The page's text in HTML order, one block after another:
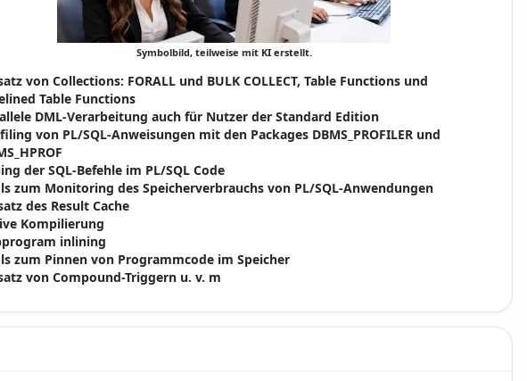
Symbolbild, teilweise mit KI erstellt.
von Collections: FORALL und BULK COLLECT, Table Functions und
Table Functions
DML-Verarbeitung auch für Nutzer der Standard Edition
von PL/SQL-Anweisungen mit den Packages DBMS_PROFILER und
der SQL-Befehle im PL/SQL Code
zum Monitoring des Speicherverbrauchs von PL/SQL-Anwendungen
des Result Cache
Kompilierung
inlining
zum Pinnen von Programmcode im Speicher
von Compound-Triggern u. v. m